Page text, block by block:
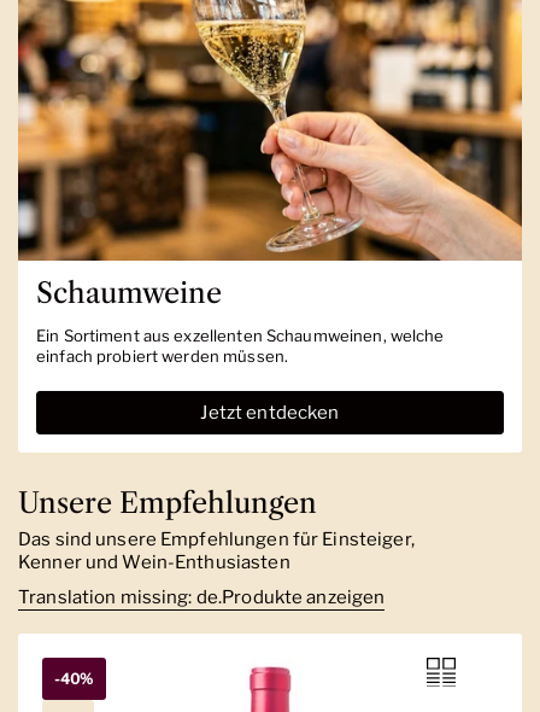
Schaumweine
Ein Sortiment aus exzellenten Schaumweinen, welche
einfach probiert werden müssen.
Jetzt entdecken
Unsere Empfehlungen
Das sind unsere Empfehlungen für Einsteiger,
Kenner und Wein-Enthusiasten
Translation missing: de.Produkte anzeigen
-40%